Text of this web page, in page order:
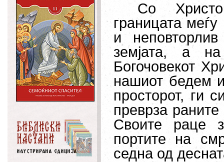
Со
границата
и
земјата, а
Богочовекот
нашиот бедем
просторот, ги
преврза
Своите раце
портите на
седна од